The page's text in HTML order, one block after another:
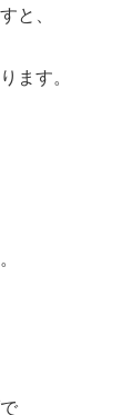
と、
ます。